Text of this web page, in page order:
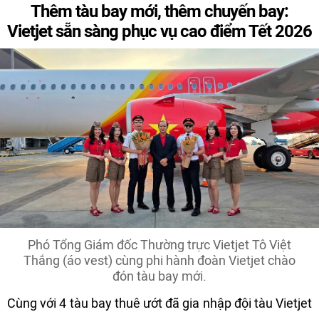
Thêm tàu bay mới, thêm chuyến bay:
Vietjet sẵn sàng phục vụ cao điểm Tết 2026
Phó Tổng Giám đốc Thường trực Vietjet Tô Việt
Thắng (áo vest) cùng phi hành đoàn Vietjet chào
đón tàu bay mới.
Cùng với 4 tàu bay thuê ướt đã gia nhập đội tàu Vietjet